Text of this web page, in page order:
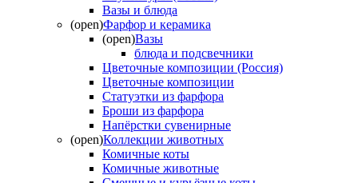
Вазы и блюда
(open)Фарфор и керамика
(open)Вазы
блюда и подсвечники
Цветочные композиции (Россия)
Цветочные композиции
Статуэтки из фарфора
Броши из фарфора
Напёрстки сувенирные
(open)Коллекции животных
Комичные коты
Комичные животные